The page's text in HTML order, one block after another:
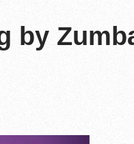
by